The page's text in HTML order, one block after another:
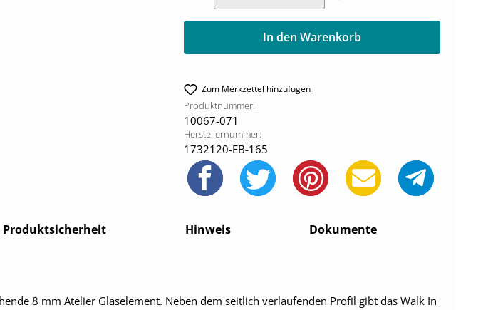
In den Warenkorb
Zum Merkzettel hinzufügen
Produktnummer:
10067-071
Herstellernummer:
1732120-EB-165
Hinweis Dokumente
8 mm Atelier Glaselement. Neben dem seitlich verlaufenden Profil gibt das Walk In